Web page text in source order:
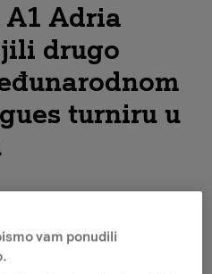
Adria
drugo
turniru u
vam ponudili